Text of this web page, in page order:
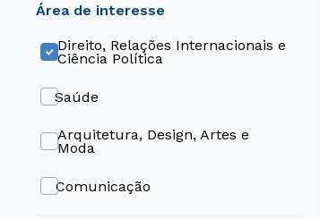
área de interesse
Direito, Relações Internacionais e
Ciência Política
Saúde
Arquitetura, Design, Artes e
Moda
Comunicação